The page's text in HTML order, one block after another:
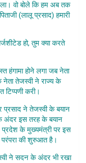
वो बोले कि हम अब तक
(लालू प्रसाद) हमारी
हो, तुम क्या करते
होने लगा जब नेता
नेता तेजस्वी ने राज्य के
टिप्पणी करी।
प्रसाद ने तेजस्वी के बयान
अंदर इस तरह के बयान
प्रदेश के मुख्यमंत्री पर इस
परंपरा की शुरुआत है।
ने सदन के अंदर भी रखा